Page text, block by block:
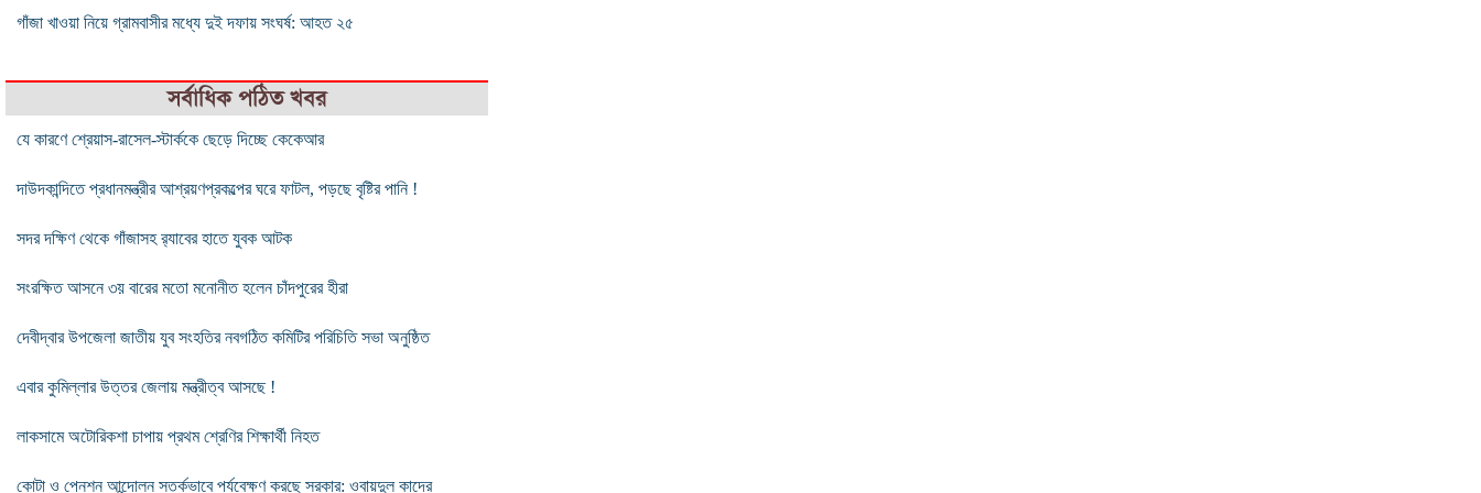
গাঁজা খাওয়া নিয়ে গ্রামবাসীর মধ্যে দুই দফায় সংঘর্ষ: আহত ২৫
সর্বাধিক পঠিত খবর
যে কারণে শ্রেয়াস-রাসেল-স্টার্ককে ছেড়ে দিচ্ছে কেকেআর
দাউদকান্দিতে প্রধানমন্ত্রীর আশ্রয়ণপ্রকল্পের ঘরে ফাটল, পড়ছে বৃষ্টির পানি !
সদর দক্ষিণ থেকে গাঁজাসহ র‌্যাবের হাতে যুবক আটক
সংরক্ষিত আসনে ৩য় বারের মতো মনোনীত হলেন চাঁদপুরের হীরা
দেবীদ্বার উপজেলা জাতীয় যুব সংহতির নবগঠিত কমিটির পরিচিতি সভা অনুষ্ঠিত
এবার কুমিল্লার উত্তর জেলায় মন্ত্রীত্ব আসছে !
লাকসামে অটোরিকশা চাপায় প্রথম শ্রেণির শিক্ষার্থী নিহত
কোটা ও পেনশন আন্দোলন সতর্কভাবে পর্যবেক্ষণ করছে সরকার: ওবায়দুল কাদের